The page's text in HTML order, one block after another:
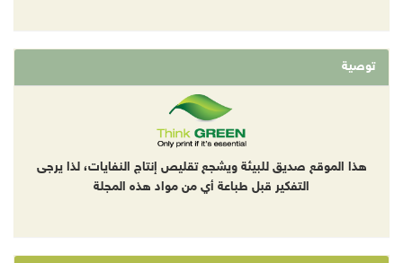
توصية
هذا الموقع صديق للبيئة ويشجع تقليص إنتاج النفايات، لذا يرجى
التفكير قبل طباعة أي من مواد هذه المجلة